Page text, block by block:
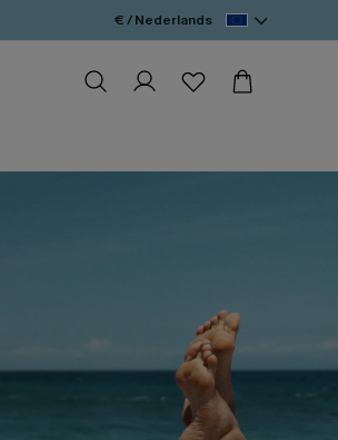
€ / Nederlands